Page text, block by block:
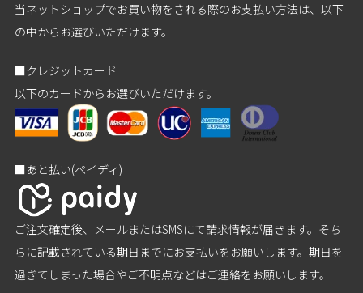
当ネットショップでお買い物をされる際のお支払い方法は、以下
の中からお選びいただけます。
■クレジットカード
以下のカードからお選びいただけます。
■あと払い(ペイディ)
ご注文確定後、メールまたはSMSにて請求情報が届きます。そち
らに記載されている期日までにお支払いをお願いします。期日を
過ぎてしまった場合やご不明点などはご連絡をお願いします。